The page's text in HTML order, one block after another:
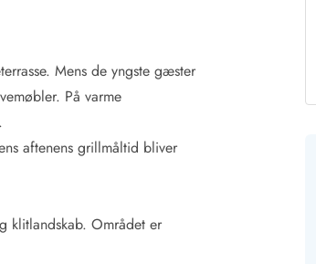
Mens de yngste gæster
På varme
aftenens grillmåltid bliver
klitlandskab. Området er